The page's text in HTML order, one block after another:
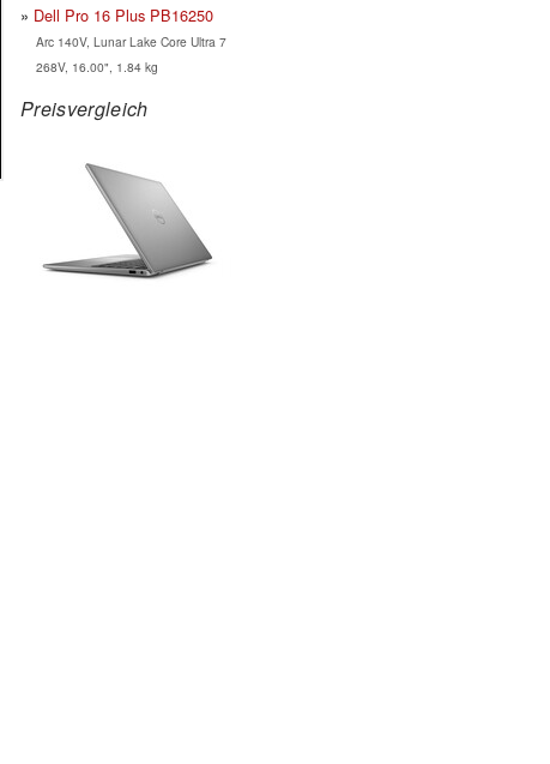
Dell Pro 16 Plus PB16250
Arc 140V, Lunar Lake Core Ultra 7
268V, 16.00", 1.84 kg
Preisvergleich